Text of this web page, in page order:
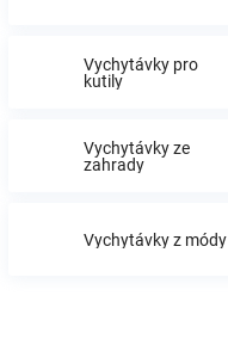
oblečení
Vychytávky pro
kutily
Vychytávky ze
zahrady
Vychytávky z módy